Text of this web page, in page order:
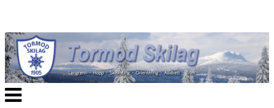
Veksle
navigasjon